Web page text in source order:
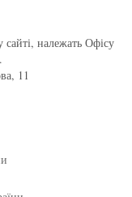
сайті, належать Офісу
11